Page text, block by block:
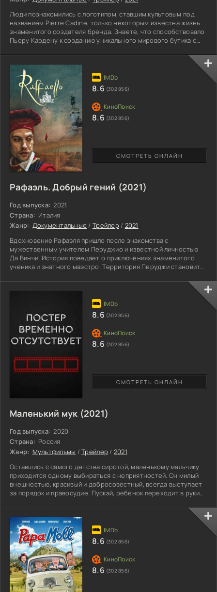
Люди познакомились с логотипом, ставшим культовым под
названием Pierre Cadine, только некоторым известна жизнь
знаменитого создателя бренда. Знаете, что способствовало
Пьеру Кардену к созданию уникального мирового бутика с
свидетельствует о жизненных путях, непростых начинаниях,
творческому образованию и стремлении выбраться с
бедности, став популярной иконой современности.
Модельер, самостоятельно предоставил режиссерам и
сценаристам сюжета,
Рафаэль. Добрый гений (2021)
Год выпуска: 2021
Страна: Италия
Жанр: Документальные / Трейлер/ 2021
Вдохновение Рафаэля пришло после знакомства с
мужественным учителем Перуджио и известной личностью
Да Винчи. История поведает о приключениях знаменитого
ученика и знатного маэстро. Территория Перуджи становится
юношеские годы и становление великой жертвой во
Флоренции. Кому удалось поработать с миниатюрными
шедеврами и лично знакомы с Палаццио Корсини, сможет
открыть для себя грани реальности. Рим – пространство
особого дизайна, где были
СМОТРЕТЬ ОНЛАЙН
8.6 (302 856)
8.6 (302 856)
Маленький мук (2021)
Год выпуска: 2020
Страна: Россия
Жанр: Мультфильмы /Трейлер / 2021
Оставшись с самого детства сиротой, маленькому мальчику
приходится одному выбираться с неприятностей. Он милый
внешностью, красивый и добросовестный, всегда выступает
за порядок и правосудие. Пускай, ребенок переходит в руки
издеваются над ним, причиняя вред. Однажды, умудрившиеся
приемные родители, совершают глупый поступок, выставив
малыша за пределы дома, захлопнув дверь. Теперь ему
придется самостоятельно блудить по миру, изучая новые
СМОТРЕТЬ ОНЛАЙН
8.6 (302 856)
8.6 (302 856)
8.6 (302 856)
8.6 (302 856)